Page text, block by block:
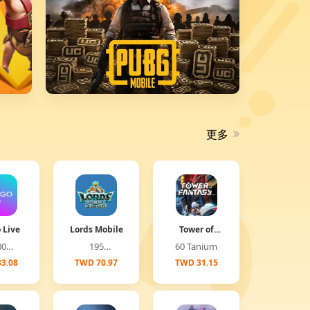
更多
Live Lords Mobile
195
Diamonds
TWD 70.97
Tower of
Fantasy
(Global)
60 Tanium
TWD 31.15